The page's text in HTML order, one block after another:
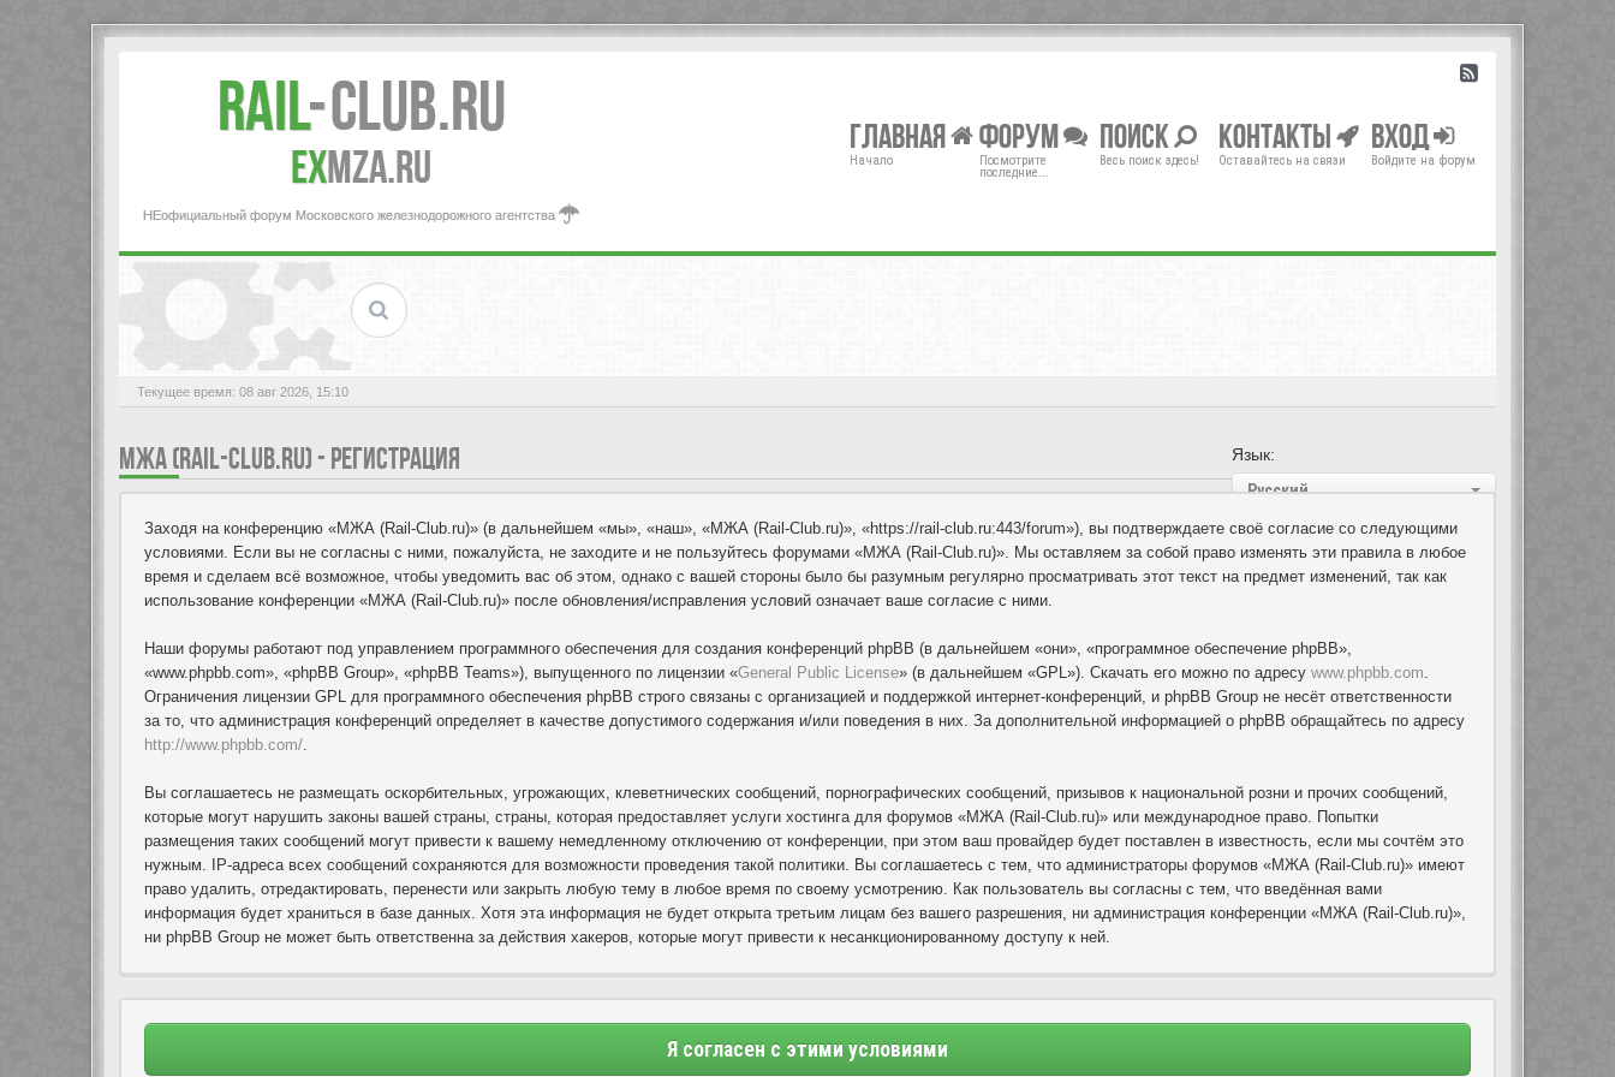
Rail-Club.RU
exMZA.RU
НЕофициальный форум Московского железнодорожного агентства
Главная
Начало
Форум
Посмотрите
последние...
Поиск
Весь поиск здесь!
Контакты
Оставайтесь на связи
Вход
Войдите на форум
Текущее время: 08 авг 2026, 15:10
Язык:
Русский
МЖА (RAIL-CLUB.RU) - РЕГИСТРАЦИЯ
Заходя на конференцию «МЖА (Rail-Club.ru)» (в дальнейшем «мы», «наш», «МЖА (Rail-Club.ru)», «https://rail-club.ru:443/forum»), вы подтверждаете своё согласие со следующими
условиями. Если вы не согласны с ними, пожалуйста, не заходите и не пользуйтесь форумами «МЖА (Rail-Club.ru)». Мы оставляем за собой право изменять эти правила в любое
время и сделаем всё возможное, чтобы уведомить вас об этом, однако с вашей стороны было бы разумным регулярно просматривать этот текст на предмет изменений, так как
использование конференции «МЖА (Rail-Club.ru)» после обновления/исправления условий означает ваше согласие с ними.
Наши форумы работают под управлением программного обеспечения для создания конференций phpBB (в дальнейшем «они», «программное обеспечение phpBB»,
«www.phpbb.com», «phpBB Group», «phpBB Teams»), выпущенного по лицензии «General Public License» (в дальнейшем «GPL»). Скачать его можно по адресу www.phpbb.com.
Ограничения лицензии GPL для программного обеспечения phpBB строго связаны с организацией и поддержкой интернет-конференций, и phpBB Group не несёт ответственности
за то, что администрация конференций определяет в качестве допустимого содержания и/или поведения в них. За дополнительной информацией о phpBB обращайтесь по адресу
http://www.phpbb.com/.
Вы соглашаетесь не размещать оскорбительных, угрожающих, клеветнических сообщений, порнографических сообщений, призывов к национальной розни и прочих сообщений,
которые могут нарушить законы вашей страны, страны, которая предоставляет услуги хостинга для форумов «МЖА (Rail-Club.ru)» или международное право. Попытки
размещения таких сообщений могут привести к вашему немедленному отключению от конференции, при этом ваш провайдер будет поставлен в известность, если мы сочтём это
нужным. IP-адреса всех сообщений сохраняются для возможности проведения такой политики. Вы соглашаетесь с тем, что администраторы форумов «МЖА (Rail-Club.ru)» имеют
право удалить, отредактировать, перенести или закрыть любую тему в любое время по своему усмотрению. Как пользователь вы согласны с тем, что введённая вами
информация будет храниться в базе данных. Хотя эта информация не будет открыта третьим лицам без вашего разрешения, ни администрация конференции «МЖА (Rail-Club.ru)»,
ни phpBB Group не может быть ответственна за действия хакеров, которые могут привести к несанкционированному доступу к ней.
Я согласен с этими условиями